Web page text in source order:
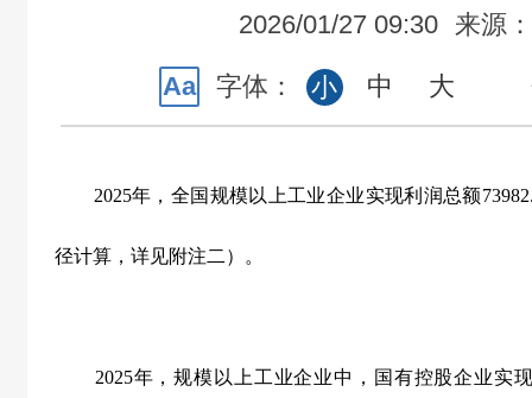
2026/01/27 09:30 来源
Aa 字体： 小 中 大
2025年，全国规模以上工业企业实现利润总额
径计算，详见附注二）。
2025年，规模以上工业企业中，国有控股企业实